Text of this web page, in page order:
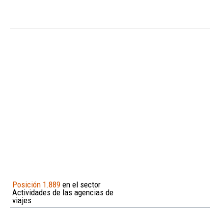
Posición 1.889 en el sector
Actividades de las agencias de
viajes